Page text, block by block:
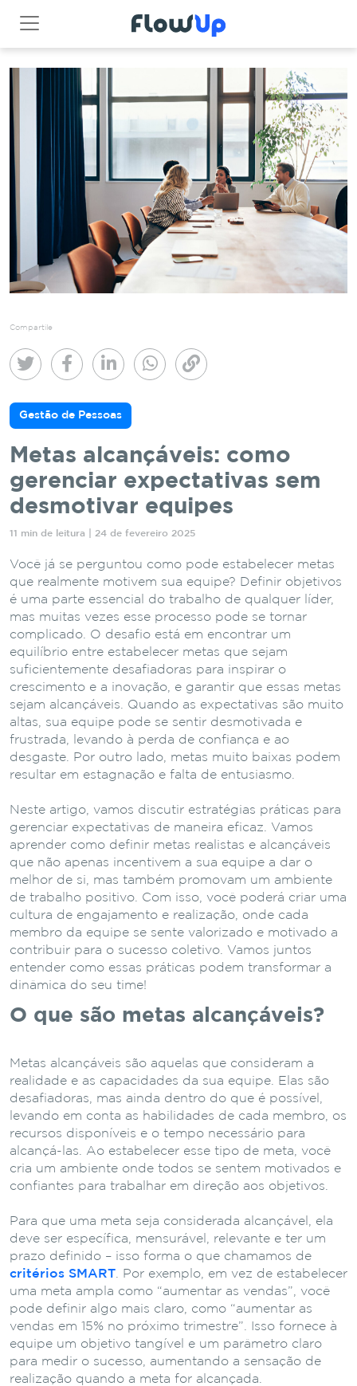
Compartile
Gestão de Pessoas
Metas alcançáveis: como
gerenciar expectativas sem
desmotivar equipes
11 min de leitura | 24 de fevereiro 2025
Você já se perguntou como pode estabelecer metas
que realmente motivem sua equipe? Definir objetivos
é uma parte essencial do trabalho de qualquer líder,
mas muitas vezes esse processo pode se tornar
complicado. O desafio está em encontrar um
equilíbrio entre estabelecer metas que sejam
suficientemente desafiadoras para inspirar o
crescimento e a inovação, e garantir que essas metas
sejam alcançáveis. Quando as expectativas são muito
altas, sua equipe pode se sentir desmotivada e
frustrada, levando à perda de confiança e ao
desgaste. Por outro lado, metas muito baixas podem
resultar em estagnação e falta de entusiasmo.
Neste artigo, vamos discutir estratégias práticas para
gerenciar expectativas de maneira eficaz. Vamos
aprender como definir metas realistas e alcançáveis
que não apenas incentivem a sua equipe a dar o
melhor de si, mas também promovam um ambiente
de trabalho positivo. Com isso, você poderá criar uma
cultura de engajamento e realização, onde cada
membro da equipe se sente valorizado e motivado a
contribuir para o sucesso coletivo. Vamos juntos
entender como essas práticas podem transformar a
dinâmica do seu time!
O que são metas alcançáveis?
Metas alcançáveis são aquelas que consideram a
realidade e as capacidades da sua equipe. Elas são
desafiadoras, mas ainda dentro do que é possível,
levando em conta as habilidades de cada membro, os
recursos disponíveis e o tempo necessário para
alcançá-las. Ao estabelecer esse tipo de meta, você
cria um ambiente onde todos se sentem motivados e
confiantes para trabalhar em direção aos objetivos.
Para que uma meta seja considerada alcançável, ela
deve ser específica, mensurável, relevante e ter um
prazo definido – isso forma o que chamamos de
critérios SMART . Por exemplo, em vez de estabelecer
uma meta ampla como “aumentar as vendas”, você
pode definir algo mais claro, como “aumentar as
vendas em 15% no próximo trimestre”. Isso fornece à
equipe um objetivo tangível e um parâmetro claro
para medir o sucesso, aumentando a sensação de
realização quando a meta for alcançada.